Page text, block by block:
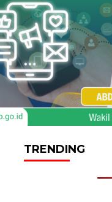
TRENDING